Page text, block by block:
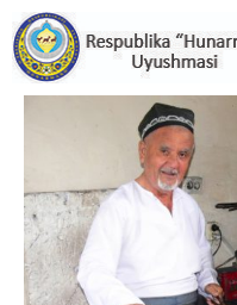
Uyushma
Haqida
Tadbirlar